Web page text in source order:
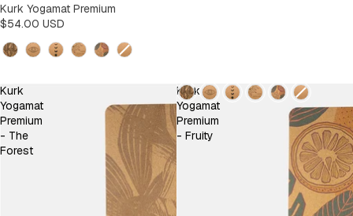
UITVERKOCHT
Kurk Yogamat Premium
$54.00 USD
Design
Design
Kurk
Yogamat
Premium
- The
Forest
Kurk
Yogamat
Premium
- Fruity